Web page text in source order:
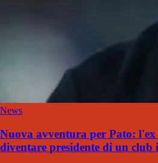
News
Nuova avventura per Pato:
diventare presidente di un club